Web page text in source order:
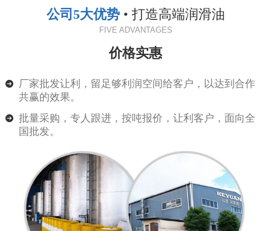
公司5大优势• 打造高端润滑油
FIVE ADVANTAGES
价格实惠
厂家批发让利，留足够利润空间给客户，以达到合作
共赢的效果。
批量采购，专人跟进，按吨报价，让利客户，面向全
国批发。